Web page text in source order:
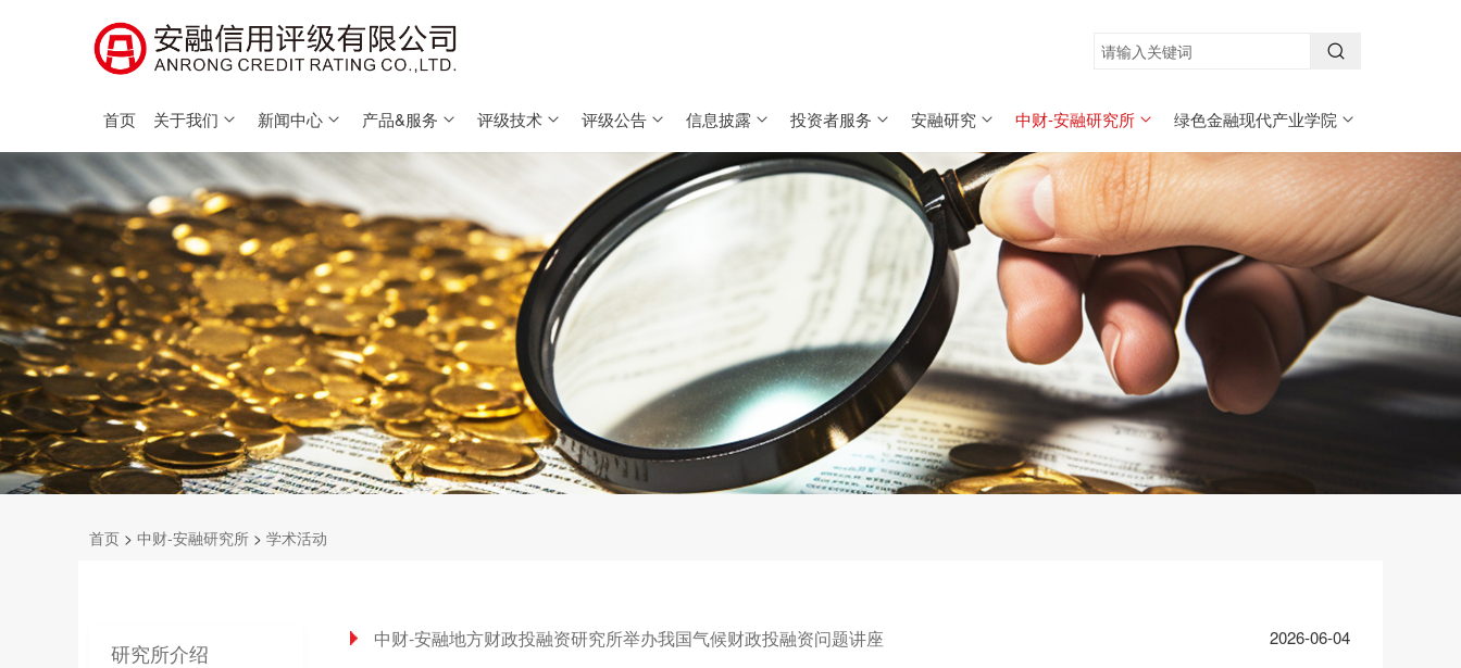
首页 关于我们 新闻中心 产品&服务 评级技术 评级公告 信息披露 投资者服务 安融研究 中财-安融研究所 绿色金融现代产业学院
首页 > 中财-安融研究所 > 学术活动
研究所介绍
2026-06-04
中财-安融地方财政投融资研究所举办我国气候财政投融资问题讲座